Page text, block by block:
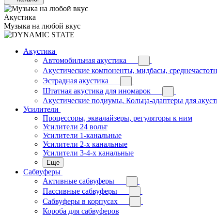
Акустика
Музыка на любой вкус
Акустика
Автомобильная акустика
Акустические компоненты, мидбасы,
Эстрадная акустика
Штатная акустика для иномарок
Акустические подиумы, Кольца-адаптеры для
Усилители
Процессоры, эквалайзеры, регуляторы к ним
Усилители 24 вольт
Усилители 1-канальные
Усилители 2-х канальные
Усилители 3-4-х канальные
Еще
Сабвуферы
Активные сабвуферы
Пассивные сабвуферы
Сабвуферы в корпусах
Короба для сабвуферов